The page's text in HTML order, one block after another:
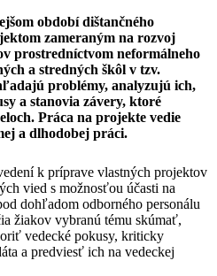
období dištančného
zameraným na rozvoj
prostredníctvom neformálneho
a stredných škôl v tzv.
problémy, analyzujú ich,
a stanovia závery, ktoré
Práca na projekte vedie
a dlhodobej práci.
k príprave vlastných projektov
vied s možnosťou účasti na
dohľadom odborného personálu
žiakov vybranú tému skúmať,
vedecké pokusy, kriticky
a predviesť ich na vedeckej